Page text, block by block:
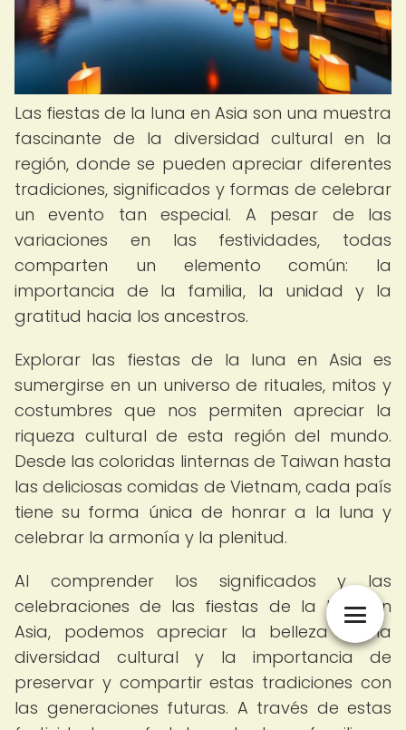
Las fiestas de la luna en Asia son una muestra
fascinante de la diversidad cultural en la
región, donde se pueden apreciar diferentes
tradiciones, significados y formas de celebrar
un evento tan especial. A pesar de las
variaciones en las festividades, todas
comparten un elemento común: la
importancia de la familia, la unidad y la
gratitud hacia los ancestros.
Explorar las fiestas de la luna en Asia es
sumergirse en un universo de rituales, mitos y
costumbres que nos permiten apreciar la
riqueza cultural de esta región del mundo.
Desde las coloridas linternas de Taiwan hasta
las deliciosas comidas de Vietnam, cada país
tiene su forma única de honrar a la luna y
celebrar la armonía y la plenitud.
Al comprender los significados y las
celebraciones de las fiestas de la luna en
Asia, podemos apreciar la belleza de la
diversidad cultural y la importancia de
preservar y compartir estas tradiciones con
las generaciones futuras. A través de estas